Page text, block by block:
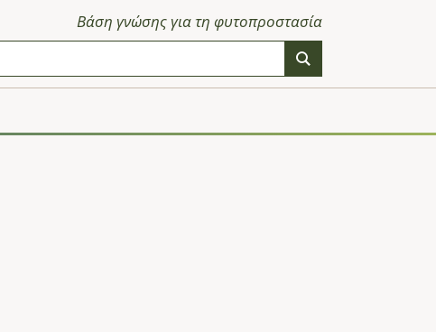
Βάση γνώσης για τη φυτοπροστασία